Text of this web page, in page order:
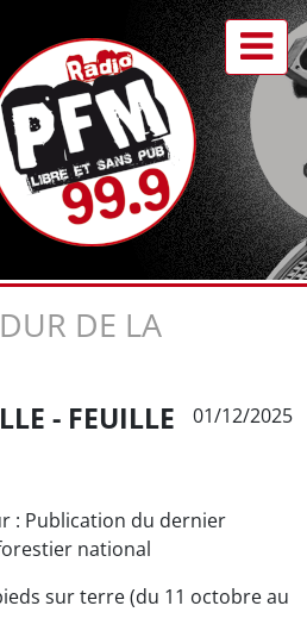
DE LA
- FEUILLE
01/12/2025
: Publication du dernier
national
sur terre (du 11 octobre au